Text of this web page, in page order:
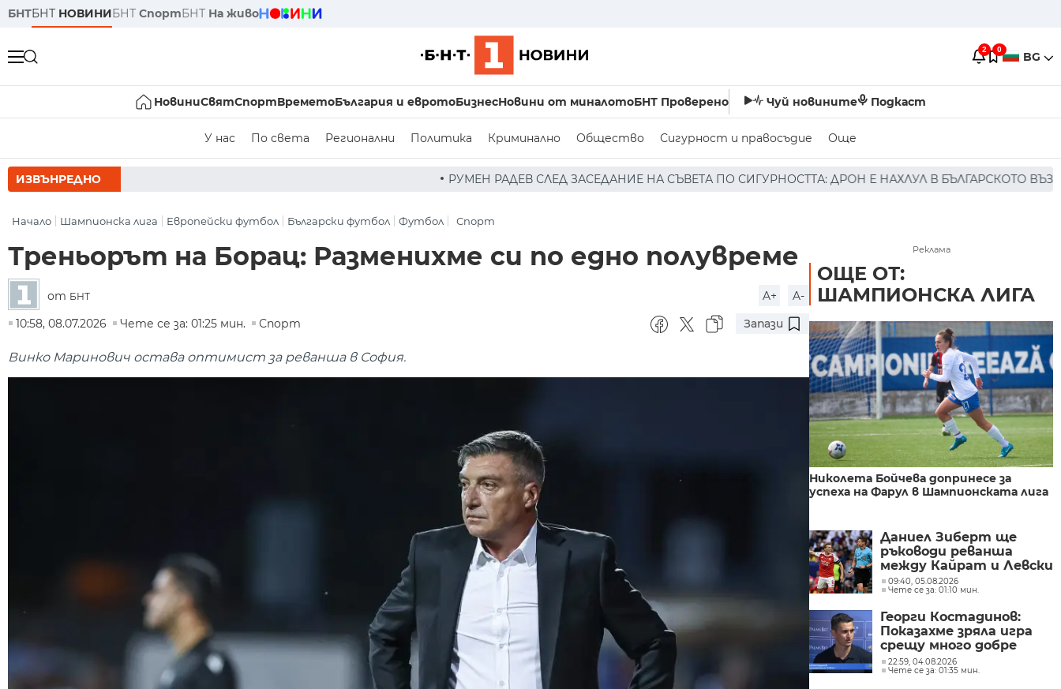
БНТБНТ НОВИНИБНТ СпортБНТ На живо
2 0 BG
НовиниСвятСпортВреметоБългария и евротоБизнесНовини от миналотоБНТ Проверено Чуй новините Подкаст
У нас По света Регионални Политика Криминално Общество Сигурност и правосъдие Още
ИЗВЪНРЕДНО РУМЕН РАДЕВ СЛЕД ЗАСЕДАНИЕ НА СЪВЕТА ПО СИГУРНОСТТА: ДРОН Е НАХЛУЛ В БЪЛГАРСКОТО ВЪЗДУШНО
Начало Шампионска лига Европейски футбол Български футбол Футбол Спорт
Треньорът на Борац: Разменихме си по едно полувреме
от БНТ A+
A-
10:58, 08.07.2026
Чете се за: 01:25 мин. Спорт Запази
Винко Маринович остава оптимист за реванша в София.
Реклама
ОЩЕ ОТ:
ШАМПИОНСКА ЛИГА
Николета Бойчева допринесе за
успеха на Фарул в Шампионската лига
Даниел Зиберт ще
ръководи реванша
между Кайрат и Левски
09:40, 05.08.2026
Чете се за: 01:10 мин.
Георги Костадинов:
Показахме зряла игра
срещу много добре
организиран съперник
22:59, 04.08.2026
Чете се за: 01:35 мин.